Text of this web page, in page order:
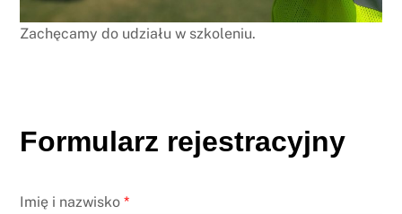
Zachęcamy do udziału w szkoleniu.
Formularz rejestracyjny
Imię i nazwisko*